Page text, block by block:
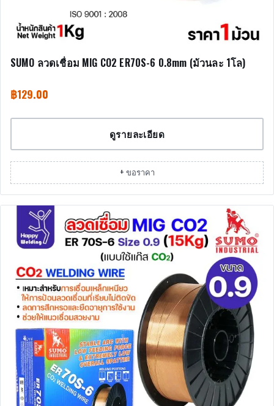
SUMO ลวดเชื่อม MIG CO2 ER70S-6 0.8mm (ม้วนละ 1โล)
฿129.00
ดูรายละเอียด
+ ขอราคา